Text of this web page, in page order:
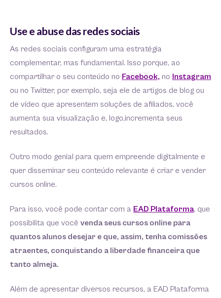
Use e abuse das redes sociais
As redes sociais configuram uma estratégia
complementar, mas fundamental. Isso porque, ao
compartilhar o seu conteúdo no Facebook, no Instagram
ou no Twitter, por exemplo, seja ele de artigos de blog ou
de vídeo que apresentem soluções de afiliados, você
aumenta sua visualização e, logo,incrementa seus
resultados.
Outro modo genial para quem empreende digitalmente e
quer disseminar seu conteúdo relevante é criar e vender
cursos online.
Para isso, você pode contar com a EAD Plataforma, que
possibilita que você venda seus cursos online para
quantos alunos desejar e que, assim, tenha comissões
atraentes, conquistando a liberdade financeira que
tanto almeja.
Além de apresentar diversos recursos, a EAD Plataforma